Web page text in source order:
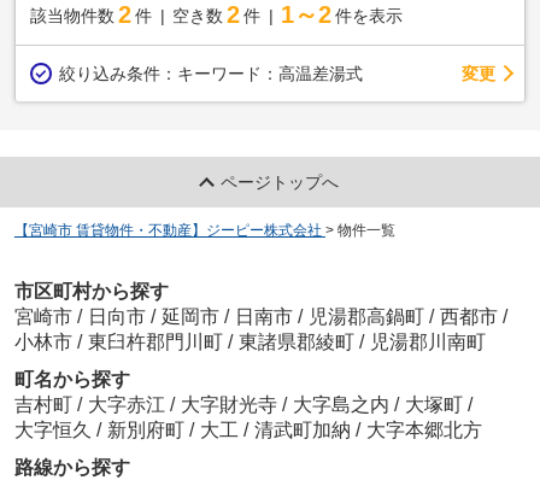
該当物件数 2件 空き数 2 件 1～2 件を表示
絞り込み条件： キーワード：高温差湯式 変更
ページトップへ
【宮崎市 賃貸物件・不動産】ジーピー株式会社 > 物件一覧
市区町村から探す
宮崎市 / 日向市 / 延岡市 / 日南市 / 児湯郡高鍋町 / 西都市 /
小林市 / 東臼杵郡門川町 / 東諸県郡綾町 / 児湯郡川南町
町名から探す
吉村町 / 大字赤江 / 大字財光寺 / 大字島之内 / 大塚町 /
大字恒久 / 新別府町 / 大工 / 清武町加納 / 大字本郷北方
路線から探す